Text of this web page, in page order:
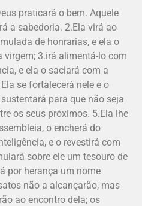
praticará o bem. Aquele
a sabedoria. 2.Ela virá ao
de honrarias, e ela o
virgem; 3.irá alimentá-lo com
e ela o saciará com a
se fortalecerá nele e o
para que não seja
os seus próximos. 5.Ela lhe
o encherá do
e o revestirá com
sobre ele um tesouro de
por herança um nome
não a alcançarão, mas
ao encontro dela; os